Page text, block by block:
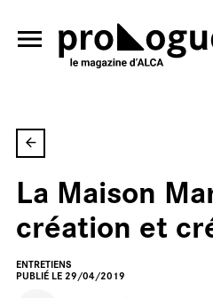
ALLER AU
La Maison
création et
ENTRETIENS
PUBLIÉ LE 29/04/2019